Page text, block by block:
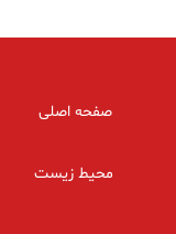
صفحه اصلی
محیط زیست